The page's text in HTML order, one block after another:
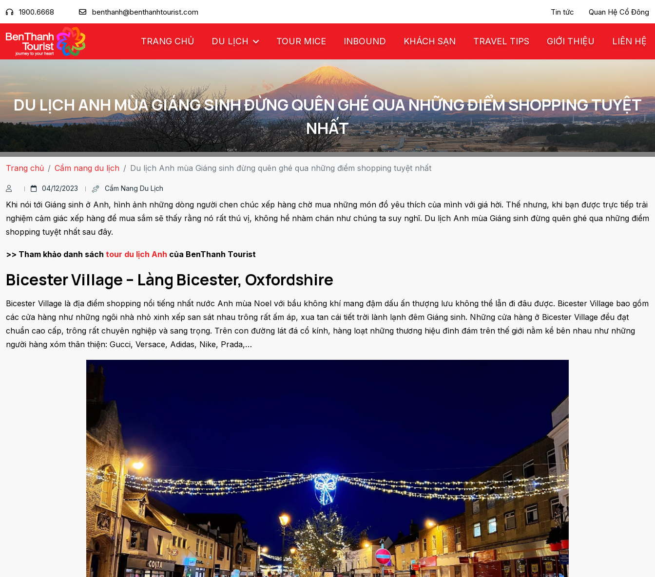
1900.6668 benthanh@benthanhtourist.com Tin tức Quan Hệ Cổ Đông
TRANG CHỦ DU LỊCH TOUR MICE INBOUND KHÁCH SẠN TRAVEL TIPS GIỚI THIỆU LIÊN HỆ
DU LỊCH ANH MÙA GIÁNG SINH ĐỪNG QUÊN GHÉ QUA NHỮNG ĐIỂM SHOPPING TUYỆT
NHẤT
Trang chủ Cẩm nang du lịch Du lịch Anh mùa Giáng sinh đừng quên ghé qua những điểm shopping tuyệt nhất
04/12/2023 Cẩm Nang Du Lịch
Khi nói tới Giáng sinh ở Anh, hình ảnh những dòng người chen chúc xếp hàng chờ mua những món đồ yêu thích của mình với giá hời. Thế nhưng, khi bạn được trực tiếp trải
nghiệm cảm giác xếp hàng để mua sắm sẽ thấy rằng nó rất thú vị, không hề nhàm chán như chúng ta suy nghĩ. Du lịch Anh mùa Giáng sinh đừng quên ghé qua những điểm
shopping tuyệt nhất sau đây.
>> Tham khảo danh sách tour du lịch Anh của BenThanh Tourist
Bicester Village – Làng Bicester, Oxfordshire
Bicester Village là địa điểm shopping nổi tiếng nhất nước Anh mùa Noel với bầu không khí mang đậm dấu ấn thượng lưu không thể lẫn đi đâu được. Bicester Village bao gồm
các cửa hàng như những ngôi nhà nhỏ xinh xếp san sát nhau trông rất ấm áp, xua tan cái tiết trời lành lạnh đêm Giáng sinh. Những cửa hàng ở Bicester Village đều đạt
chuẩn cao cấp, trông rất chuyên nghiệp và sang trọng. Trên con đường lát đá cổ kính, hàng loạt những thương hiệu đình đám trên thế giới nằm kề bên nhau như những
người hàng xóm thân thiện: Gucci, Versace, Adidas, Nike, Prada,…